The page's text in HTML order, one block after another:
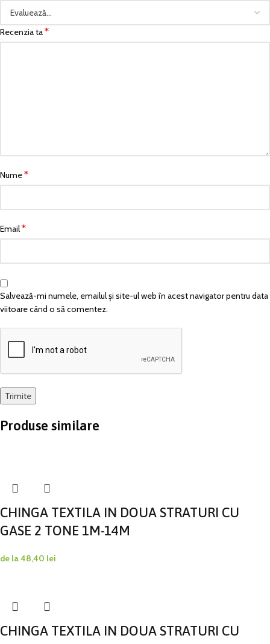
Recenzia ta*
Nume*
Email*
Salvează-mi numele, emailul și site-ul web în acest navigator pentru data
viitoare când o să comentez.
Produse similare
CHINGA TEXTILA IN DOUA STRATURI CU
GASE 2 TONE 1M-14M
de la48,40 lei
CHINGA TEXTILA IN DOUA STRATURI CU